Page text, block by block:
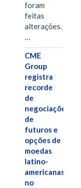
foram
feitas
alterações.
…
CME
Group
registra
recorde
de
negociações
de
futuros e
opções de
moedas
latino-
americanas
no